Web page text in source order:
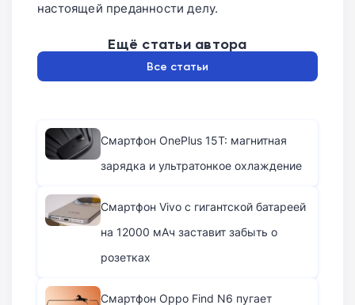
настоящей преданности делу.
Ещё статьи автора
Все статьи
Смартфон OnePlus 15T: магнитная
зарядка и ультратонкое охлаждение
Смартфон Vivo с гигантской батареей
на 12000 мАч заставит забыть о
розетках
Смартфон Oppo Find N6 пугает